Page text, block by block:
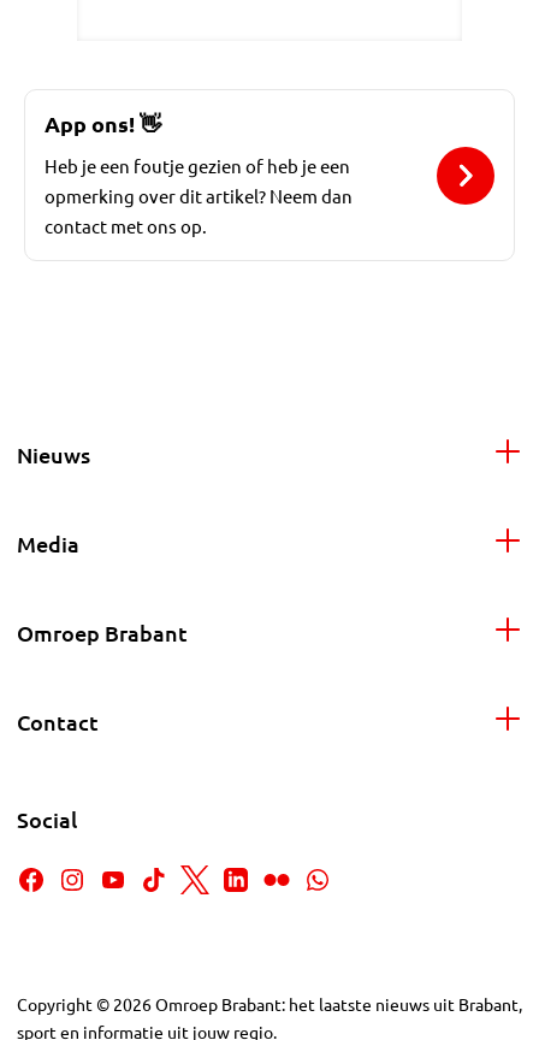
App ons!👋
Heb je een foutje gezien of heb je een
opmerking over dit artikel? Neem dan
contact met ons op.
Nieuws
Media
Omroep Brabant
Contact
Social
Copyright © 2026Omroep Brabant: het laatste nieuws uit Brabant,
sport en informatie uit jouw regio.